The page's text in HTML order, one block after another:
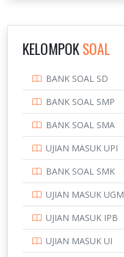
PTDI STTD
SMA
SMK
SMP
KELOMPOKSOAL
BANK SOAL SD
BANK SOAL SMP
BANK SOAL SMA
UJIAN MASUK UPI
BANK SOAL SMK
UJIAN MASUK UGM
UJIAN MASUK IPB
UJIAN MASUK UI